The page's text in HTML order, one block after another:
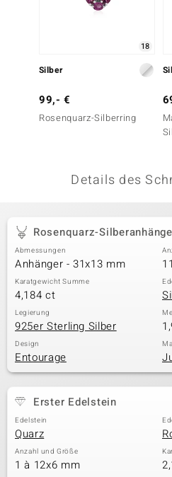
BY DE MELO
Classics
18
Silber
99,- €
Rosenquarz-Silberring
Details des
Rosenquarz-
Abmessungen
Anhänger - 31x13 mm 11
Karatgewicht Summe
4,184 ct
Legierung
925er Sterling Silber
Design
Entourage
Erster Edelstein
Edelstein
Quarz
Anzahl und Größe
1 à 12x6 mm